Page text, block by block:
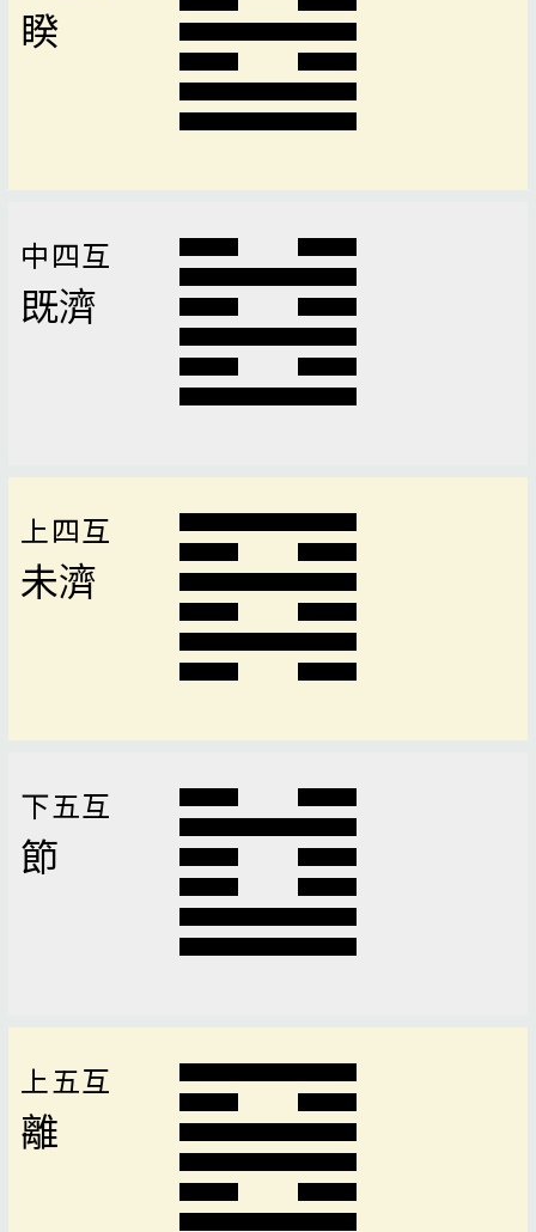
睽
中四互
既濟
上四互
未濟
下五互
節
上五互
離